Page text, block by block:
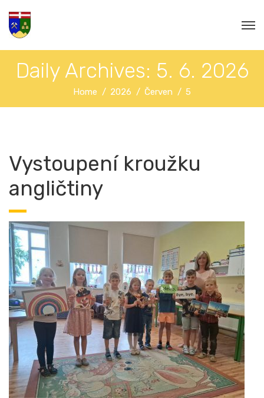
Daily Archives: 5. 6. 2026
Home 2026 Červen 5
Vystoupení kroužku
angličtiny